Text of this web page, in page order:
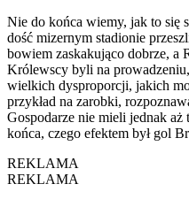
Nie do końca wiemy, jak to się
dość mizernym stadionie
bowiem zaskakująco dobrze, a
Królewscy byli na
wielkich dysproporcji, jakich
przykład na zarobki,
Gospodarze nie mieli jednak
końca, czego efektem był gol
REKLAMA
REKLAMA